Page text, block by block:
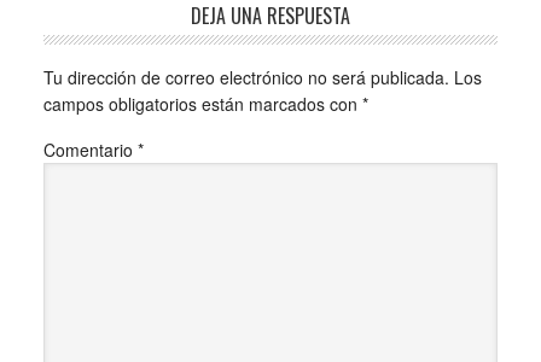
DEJA UNA RESPUESTA
Tu dirección de correo electrónico no será publicada. Los
campos obligatorios están marcados con *
Comentario *